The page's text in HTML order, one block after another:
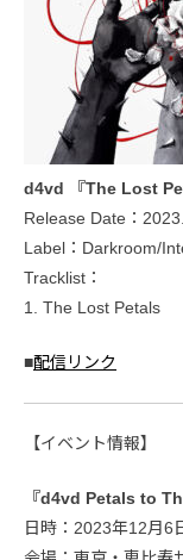
d4vd 『The Lost
Release Date：
Label：Darkroom/
Tracklist：
1. The Lost Petals
■配信リンク
【イベント情報】
『d4vd Petals to
日時：2023年12月6